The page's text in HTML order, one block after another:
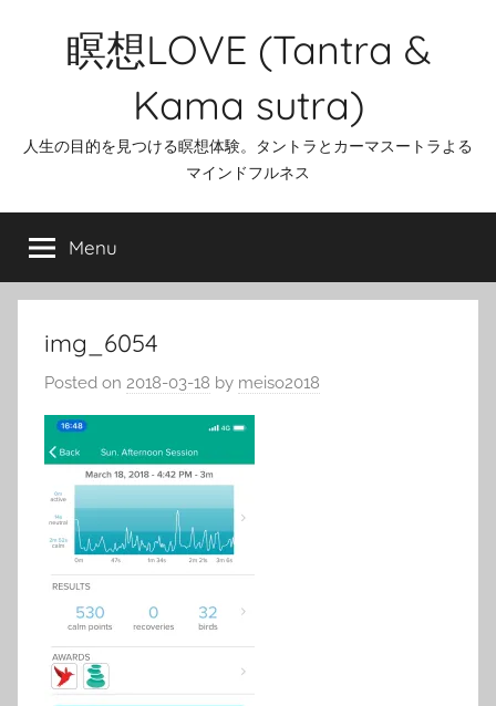
瞑想LOVE (Tantra &
Kama sutra)
人生の目的を見つける瞑想体験。タントラとカーマスートラよる
マインドフルネス
Menu
img_6054
Posted on 2018-03-18 by meiso2018